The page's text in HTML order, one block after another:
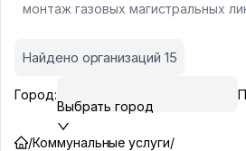
монтаж газовых магистральных
Найдено организаций 15
Город:
Выбрать город
/Коммунальные услуги/